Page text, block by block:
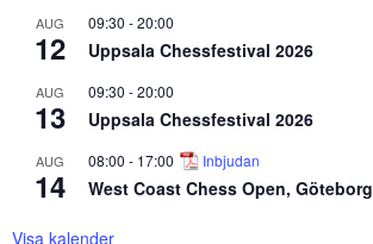
AUG
12
09:30 -20:00
Uppsala Chessfestival 2026
AUG
13
09:30 -20:00
Uppsala Chessfestival 2026
AUG
14
08:00 - 17:00 Inbjudan
West Coast Chess Open, Göteborg
Visa kalender